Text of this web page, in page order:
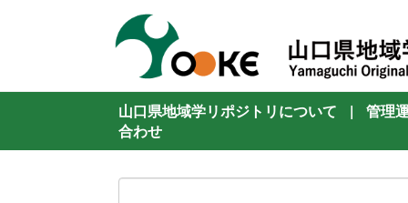
山口県地域学リポジトリについて |
管理
合わせ